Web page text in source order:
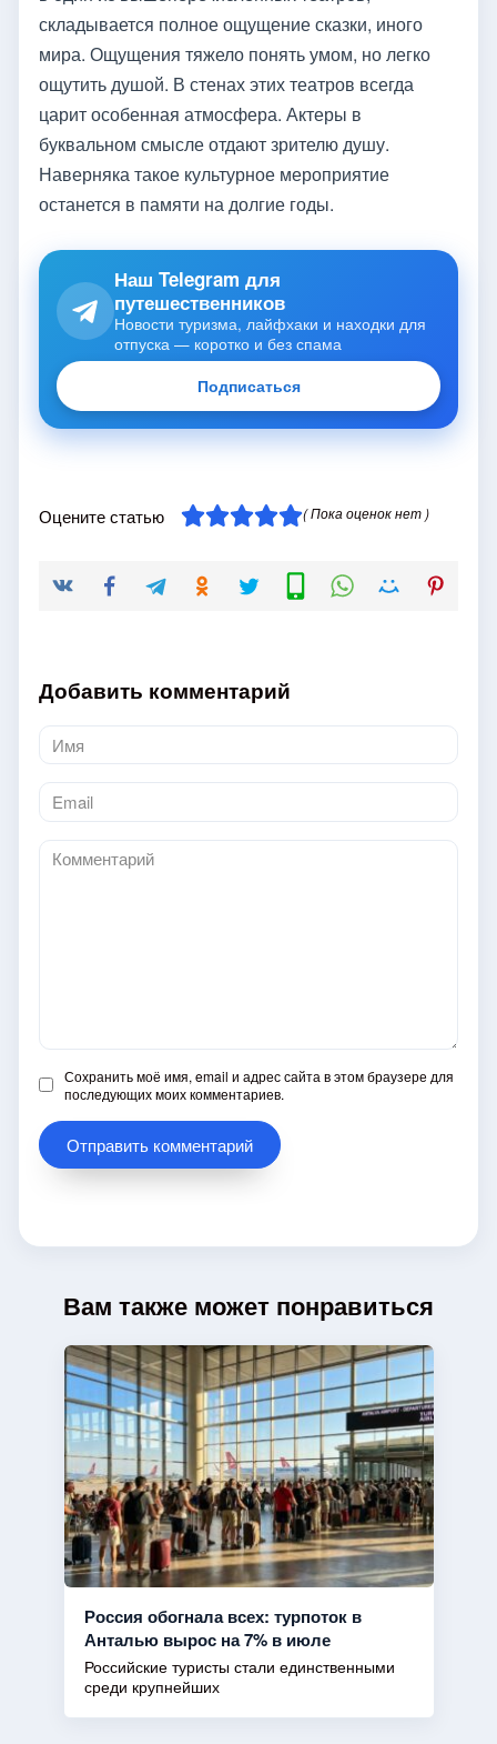
складывается полное ощущение сказки, иного
мира. Ощущения тяжело понять умом, но легко
ощутить душой. В стенах этих театров всегда
царит особенная атмосфера. Актеры в
буквальном смысле отдают зрителю душу.
Наверняка такое культурное мероприятие
останется в памяти на долгие годы.
Наш Telegram для
путешественников
Новости туризма, лайфхаки и находки для
отпуска — коротко и без спама
Подписаться
Оцените статью ( Пока оценок нет )
Добавить комментарий
Имя
*
Email
*
Комментарий
Сохранить моё имя, email и адрес сайта в этом браузере для
последующих моих комментариев.
Вам также может понравиться
Россия обогнала всех: турпоток в
Анталью вырос на 7% в июле
Российские туристы стали единственными
среди крупнейших